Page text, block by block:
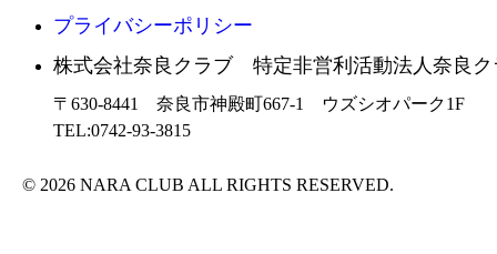
プライバシーポリシー
株式会社奈良クラブ 特定非営利活動法人奈良ク
〒630-8441 奈良市神殿町667-1
ウズシオパーク1F
TEL:0742-93-3815
© 2026 NARA CLUB ALL RIGHTS RESERVED.